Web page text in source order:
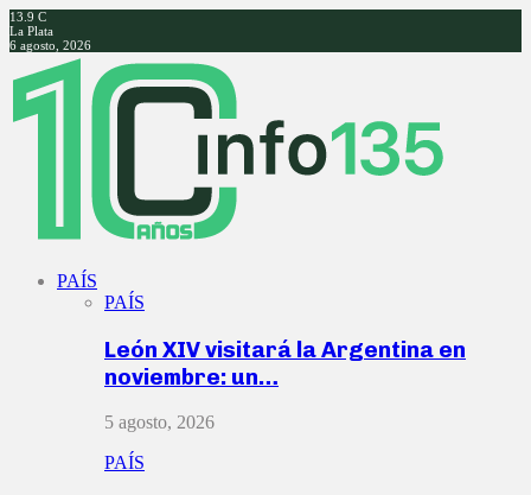
13.9 C
La Plata
6 agosto, 2026
Facebook
Twitter
Instagram
Youtube
PAÍS
PAÍS
León XIV visitará la Argentina en
noviembre: un…
5 agosto, 2026
PAÍS